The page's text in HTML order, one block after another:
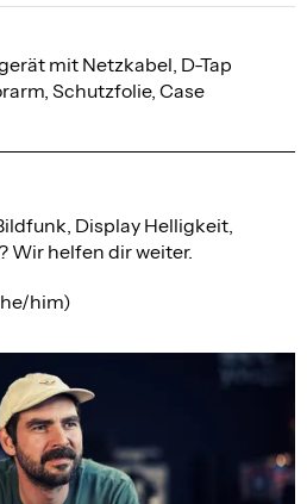
mit Netzkabel, D-Tap
Schutzfolie, Case
Display Helligkeit,
Wir helfen dir weiter.
him)